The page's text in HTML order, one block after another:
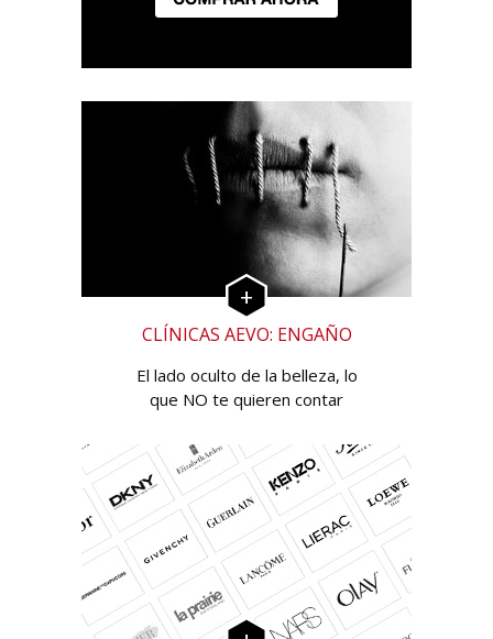
CLÍNICAS AEVO: ENGAÑO
El lado oculto de la belleza, lo
que NO te quieren contar